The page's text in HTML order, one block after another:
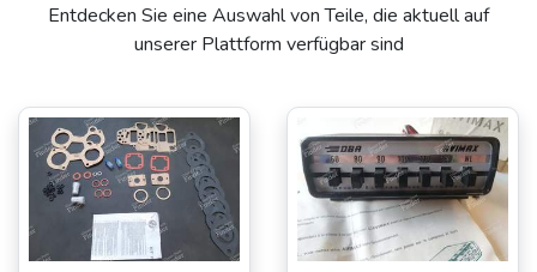
Entdecken Sie eine Auswahl von Teile, die aktuell auf
unserer Plattform verfügbar sind